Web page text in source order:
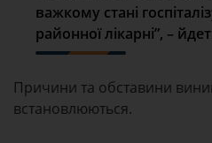
важкому стані
районної лікарні”, –
Причини та обставини
встановлюються.